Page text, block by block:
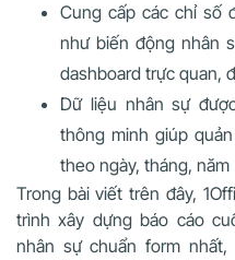
Cung cấp các chỉ số
như biến động nhân
dashboard trực quan,
Dữ liệu nhân sự
thông minh giúp
theo ngày, tháng, năm
Trong bài viết trên đây,
trình xây dựng báo cáo
nhân sự chuẩn form